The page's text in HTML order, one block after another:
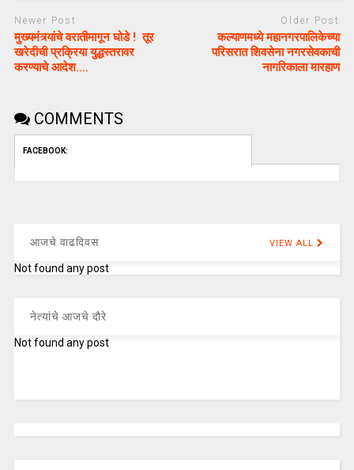
Newer Post
मुख्यमंत्र्यांचे वरातीमागून घोडे ! तूर
खरेदीची प्रक्रिया युद्धस्तरावर
करण्याचे आदेश….
Older Post
कल्याणमध्ये महानगरपालिकेच्या
परिसरात शिवसेना नगरसेवकाची
नागरिकाला मारहाण
COMMENTS
FACEBOOK:
आजचे वाढदिवस VIEW ALL
Not found any post
नेत्यांचे आजचे दौरे
Not found any post